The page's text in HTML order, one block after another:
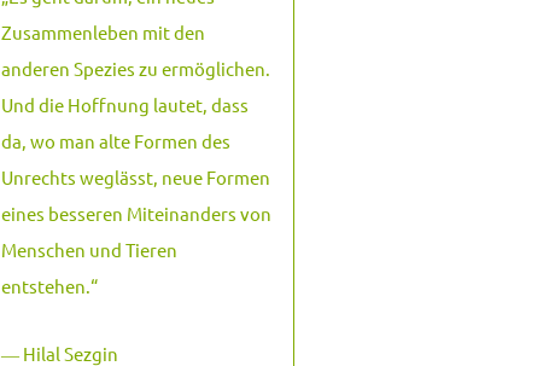
Zusammenleben mit den
anderen Spezies zu ermöglichen.
Und die Hoffnung lautet, dass
da, wo man alte Formen des
Unrechts weglässt, neue Formen
eines besseren Miteinanders von
Menschen und Tieren
entstehen. “
― Hilal Sezgin